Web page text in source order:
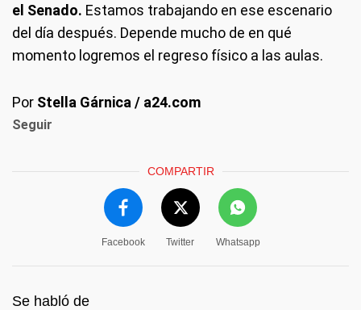
el Senado. Estamos trabajando en ese escenario
del día después. Depende mucho de en qué
momento logremos el regreso físico a las aulas.
Por Stella Gárnica / a24.com
Seguir
COMPARTIR
Facebook Twitter Whatsapp
Se habló de